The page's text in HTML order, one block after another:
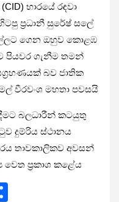
භාරයේ රඳවා
ප්‍රධානී සුරේෂ් සලේ
ගෙන ඔහුව කොළඹ
පියවර ගැනීම තමන්
බව ජාතික
වීරවංශ මහතා පවසයි
බලධාරීන් කටයුතු
දුම්රිය ස්ථානය
තාවකාලිකව අවසන්
ප්‍රකාශ කළේය